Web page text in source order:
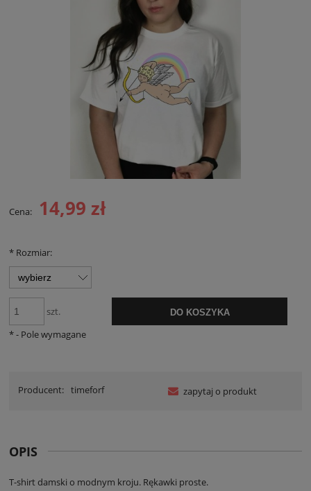
Cena: 14,99 zł
* Rozmiar:
szt. DO KOSZYKA
*- Pole wymagane
Producent: timeforf zapytaj o produkt
OPIS
T-shirt damski o modnym kroju. Rękawki proste.